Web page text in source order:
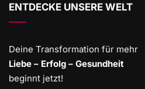
ENTDECKE UNSERE WELT
Deine Transformation für mehr
Liebe – Erfolg – Gesundheit
beginnt jetzt!